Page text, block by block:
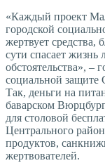
«Каждый проект
городской
жертвует средства,
сути спасает
обстоятельства», –
социальной защите
Так, деньги на
баварском
для столовой
Центрального
продуктов,
жертвователей.